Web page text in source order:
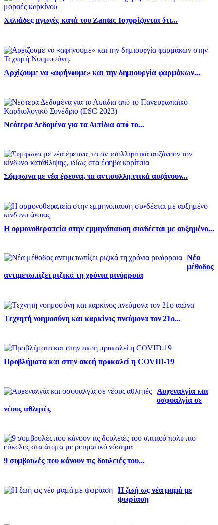
Χιλιάδες αγωγές κατά του Zantac Ισχυρίζονται ότι...
Αρχίζουμε να «αφήνουμε» και την δημιουργία φαρμάκων...
Νεότερα Δεδομένα για τα Λιπίδια από το...
Σύμφωνα με νέα έρευνα, τα αντισυλληπτικά αυξάνουν...
Η ορμονοθεραπεία στην εμμηνόπαυση συνδέεται με αυξημένο...
Νέα
μέθοδος
αντιμετωπίζει ριζικά τη χρόνια ρινόρροια
Tεχνητή νοημοσύνη και καρκίνος πνεύμονα τον 21ο...
Προβλήματα και στην ακοή προκαλεί η COVID-19
Αυχεναλγία και
οσφυαλγία σε
νέους αθλητές
9 συμβουλές που κάνουν τις δουλειές του...
Η ζωή ως νέα μαμά με
ψωρίαση